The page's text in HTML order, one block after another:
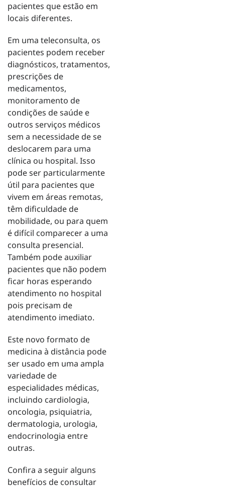
pacientes que estão em
locais diferentes.
Em uma teleconsulta, os
pacientes podem receber
diagnósticos, tratamentos,
prescrições de
medicamentos,
monitoramento de
condições de saúde e
outros serviços médicos
sem a necessidade de se
deslocarem para uma
clínica ou hospital. Isso
pode ser particularmente
útil para pacientes que
vivem em áreas remotas,
têm dificuldade de
mobilidade, ou para quem
é difícil comparecer a uma
consulta presencial.
Também pode auxiliar
pacientes que não podem
ficar horas esperando
atendimento no hospital
pois precisam de
atendimento imediato.
Este novo formato de
medicina à distância pode
ser usado em uma ampla
variedade de
especialidades médicas,
incluindo cardiologia,
oncologia, psiquiatria,
dermatologia, urologia,
endocrinologia entre
outras.
Confira a seguir alguns
benefícios de consultar